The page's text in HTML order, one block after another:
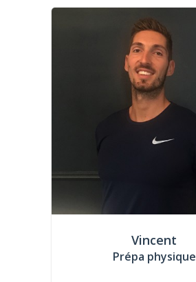
Vincent
Prépa physique